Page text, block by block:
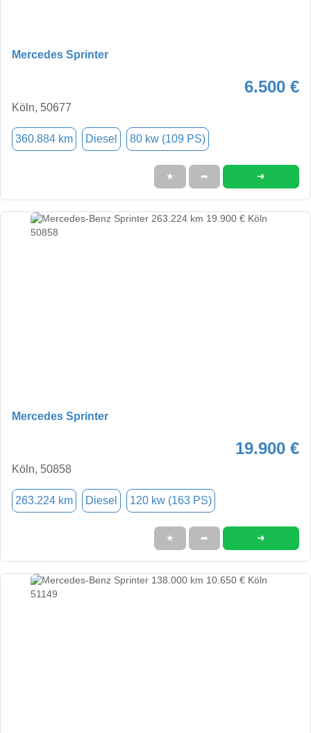
Mercedes Sprinter
6.500 €
Köln, 50677
360.884 km Diesel 80 kw (109 PS)
★ ➦ ➜
Mercedes Sprinter
19.900 €
Köln, 50858
263.224 km Diesel 120 kw (163 PS)
★ ➦ ➜